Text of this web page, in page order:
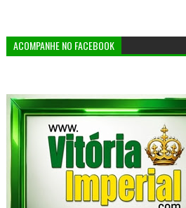
ACOMPANHE NO FACEBOOK